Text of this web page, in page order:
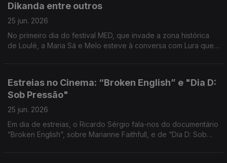
Dikanda entre outros
25 jun. 2026
No primeiro dia do festival MED, que invade a zona histórica
de Loulé, a Maria Sá e Melo esteve à conversa com Lura que
Estreias no Cinema: “Broken English” e "Dia D:
Sob Pressão"
25 jun. 2026
Em dia de estreias, o Ricardo Sérgio fala-nos do documentário
“Broken English”, sobre Marianne Faithfull, e de “Dia D: Sob